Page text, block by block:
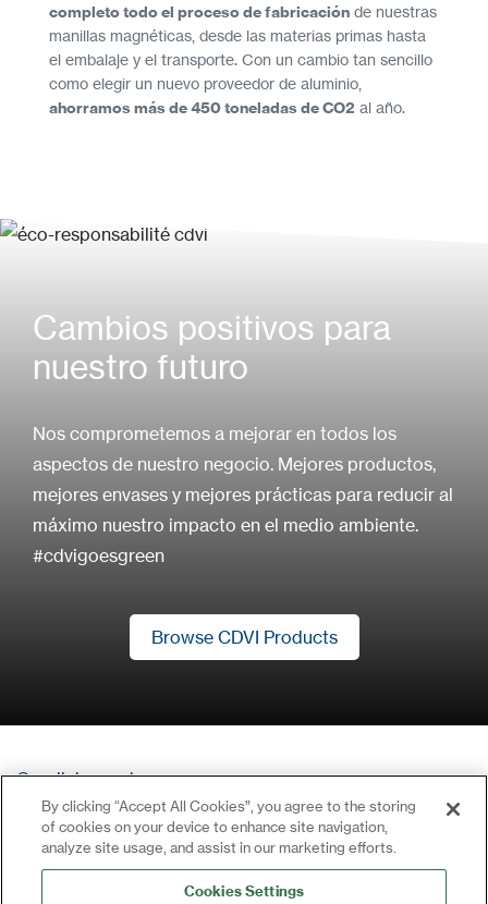
completo todo el proceso de fabricación de nuestras
manillas magnéticas, desde las materias primas hasta
el embalaje y el transporte. Con un cambio tan sencillo
como elegir un nuevo proveedor de aluminio,
ahorramos más de 450 toneladas de CO2 al año.
Cambios positivos para
nuestro futuro
Nos comprometemos a mejorar en todos los
aspectos de nuestro negocio. Mejores productos,
mejores envases y mejores prácticas para reducir al
máximo nuestro impacto en el medio ambiente.
#cdvigoesgreen
Browse CDVI Products
Condiciones de uso
Política de privacidad
Contacto
Iniciar sesión
By clicking “Accept All Cookies”, you agree to the storing
of cookies on your device to enhance site navigation,
analyze site usage, and assist in our marketing efforts.
Cookies Settings